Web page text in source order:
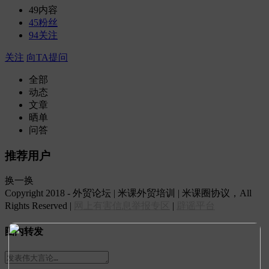
49内容
45粉丝
94关注
关注 向TA提问
全部
动态
文章
晒单
问答
推荐用户
换一换
Copyright 2018 - 外贸论坛 | 米课外贸培训 | 米课圈协议，All
Rights Reserved |
|
圈内转发